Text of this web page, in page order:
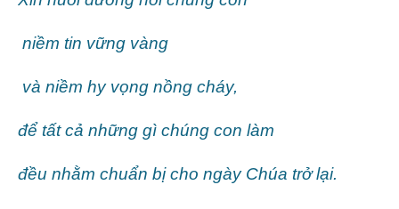
niềm tin vững vàng
và niềm hy vọng nồng cháy,
để tất cả những gì chúng con làm
đều nhằm chuẩn bị cho ngày Chúa trở lại.